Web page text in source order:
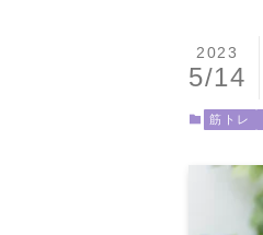
2023
5/14
筋トレ